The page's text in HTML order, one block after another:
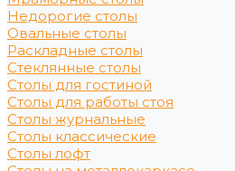
Недорогие столы
Овальные столы
Раскладные столы
Стеклянные столы
Столы для гостиной
Столы для работы стоя
Столы журнальные
Столы классические
Столы лофт